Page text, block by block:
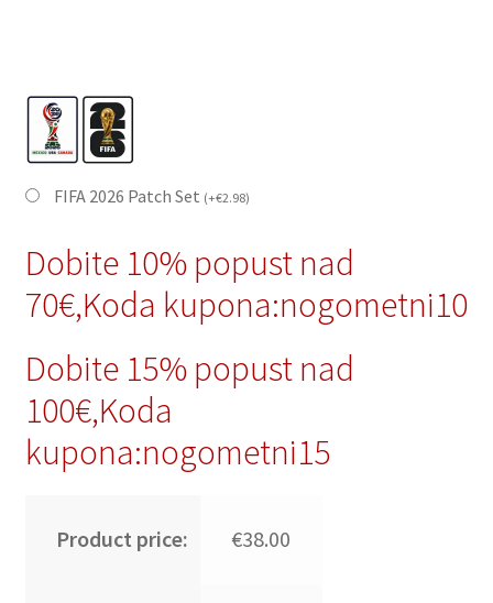
FIFA 2026 Patch Set (+€2.98)
Dobite 10% popust nad
70€,Koda kupona:nogometni10
Dobite 15% popust nad
100€,Koda
kupona:nogometni15
Product price: €38.00